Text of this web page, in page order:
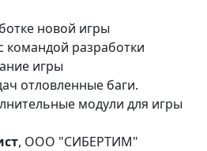
новой игры
командой разработки
игры
отловленные баги.
модули для игры
, ООО "СИБЕРТИМ"